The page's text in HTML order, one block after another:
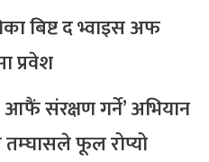
बिष्ट द भ्वाइस अफ
प्रवेश
संरक्षण गर्ने’ अभियान
फूल रोप्यो